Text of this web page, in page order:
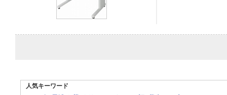
人気キーワード